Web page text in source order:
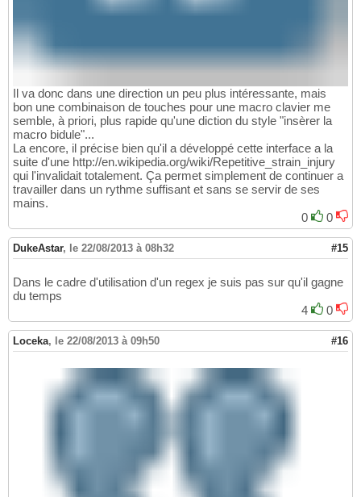
Il va donc dans une direction un peu plus intéressante, mais
bon une combinaison de touches pour une macro clavier me
semble, à priori, plus rapide qu'une diction du style "insèrer la
macro bidule"...
La encore, il précise bien qu'il a développé cette interface a la
suite d'une http://en.wikipedia.org/wiki/Repetitive_strain_injury
qui l'invalidait totalement. Ça permet simplement de continuer a
travailler dans un rythme suffisant et sans se servir de ses
mains.
0
0
DukeAstar, le 22/08/2013 à 08h32 #15
Dans le cadre d'utilisation d'un regex je suis pas sur qu'il gagne
du temps
4
0
Loceka, le 22/08/2013 à 09h50 #16